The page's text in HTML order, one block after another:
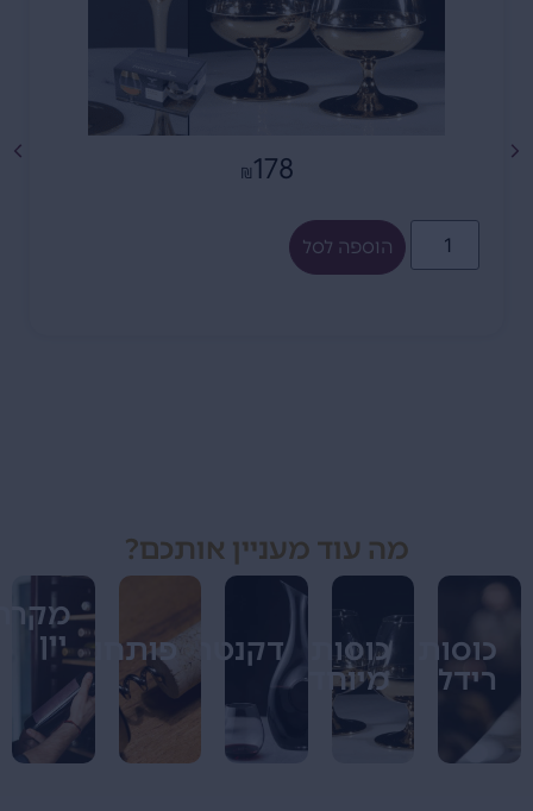
₪178
הוספה לסל
מה עוד מעניין אותכם?
כוסות
רידל
כוסות
מיוחדים
דקנטרים פותחנים
מקררי
יין